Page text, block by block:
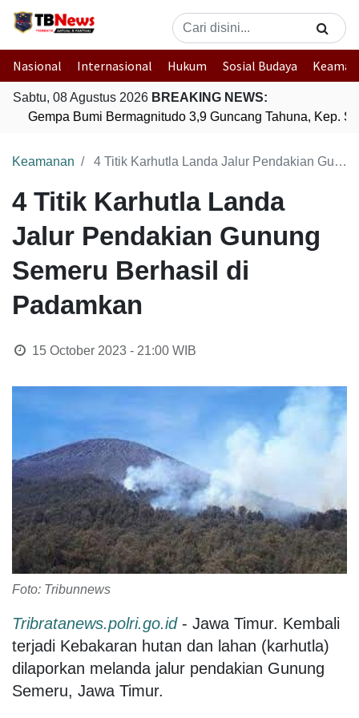
Nasional Internasional Hukum Sosial Budaya
Sabtu, 08 Agustus 2026 BREAKING NEWS:
Gempa Bumi Bermagnitudo 3,9 Guncang Tahuna, Kep.
Keamanan 4 Titik Karhutla Landa Jalur Pendakian Gunung Semeru Berhasil di Padamkan
4 Titik Karhutla Landa
Jalur Pendakian Gunung
Semeru Berhasil di
Padamkan
15 October 2023 - 21:00WIB
Foto: Tribunnews
Tribratanews.polri.go.id- Jawa Timur. Kembali
terjadi Kebakaran hutan dan lahan (karhutla)
dilaporkan melanda jalur pendakian Gunung
Semeru, Jawa Timur.